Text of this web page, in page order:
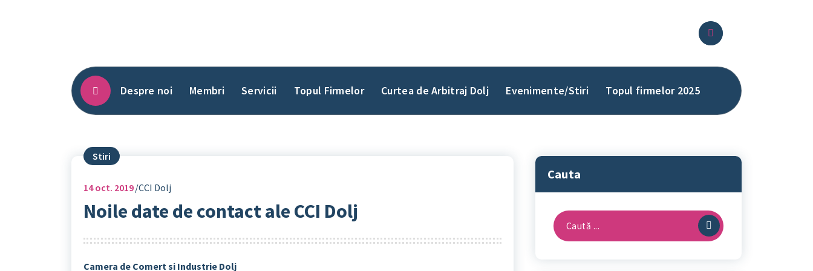
Despre noi Membri Servicii Topul Firmelor Curtea de Arbitraj Dolj Evenimente/Stiri Topul firmelor 2025
Stiri
14oct. 2019 CCI Dolj
Noile date de contact ale CCI Dolj
Camera de Comert si Industrie Dolj
Cauta
Caută
după: